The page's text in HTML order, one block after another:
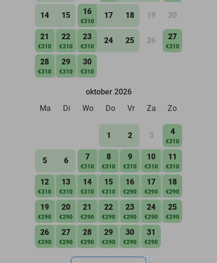
14 15 16
€310
17 18 19 20
21
€310
22
€310
23
€310
24 25 26 27
€310
28
€310
29
€310
30
€310
oktober 2026
Ma
Di Wo Do Vr Za Zo
1 2 3 4
€310
5 6 7
€310
8
€310
9
€310
10
€310
11
€310
12
€310
13
€310
14
€310
15
€310
16
€290
17
€290
18
€290
19
€290
20
€290
21
€290
22
€290
23
€290
24
€290
25
€290
26
€290
27
€290
28
€290
29
€290
30
€290
31
€290